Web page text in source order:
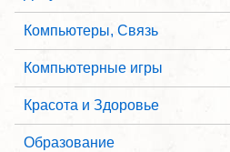
Компьютеры, Связь
Компьютерные игры
Красота и Здоровье
Образование